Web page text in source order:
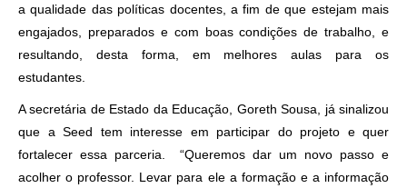
a qualidade das políticas docentes, a fim de que estejam mais
engajados, preparados e com boas condições de trabalho, e
resultando, desta forma, em melhores aulas para os
estudantes.
A secretária de Estado da Educação, Goreth Sousa, já sinalizou
que a Seed tem interesse em participar do projeto e quer
fortalecer essa parceria. “Queremos dar um novo passo e
acolher o professor. Levar para ele a formação e a informação